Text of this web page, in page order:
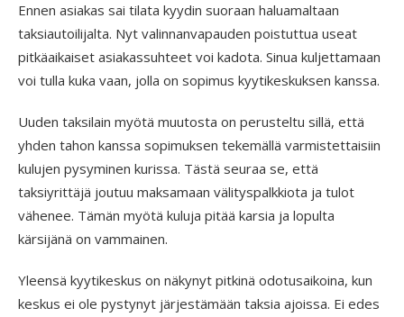
Ennen asiakas sai tilata kyydin suoraan haluamaltaan
taksiautoilijalta. Nyt valinnanvapauden poistuttua useat
pitkäaikaiset asiakassuhteet voi kadota. Sinua kuljettamaan
voi tulla kuka vaan, jolla on sopimus kyytikeskuksen kanssa.
Uuden taksilain myötä muutosta on perusteltu sillä, että
yhden tahon kanssa sopimuksen tekemällä varmistettaisiin
kulujen pysyminen kurissa. Tästä seuraa se, että
taksiyrittäjä joutuu maksamaan välityspalkkiota ja tulot
vähenee. Tämän myötä kuluja pitää karsia ja lopulta
kärsijänä on vammainen.
Yleensä kyytikeskus on näkynyt pitkinä odotusaikoina, kun
keskus ei ole pystynyt järjestämään taksia ajoissa. Ei edes